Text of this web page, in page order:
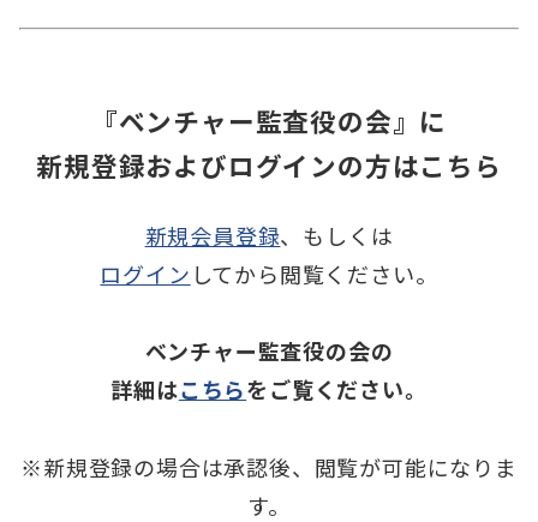
『ベンチャー監査役の会』に
新規登録およびログインの方はこちら
新規会員登録、もしくは
ログイン してから閲覧ください。
ベンチャー監査役の会の
詳細はこちらをご覧ください。
※新規登録の場合は承認後、 閲覧が可能になりま
す。